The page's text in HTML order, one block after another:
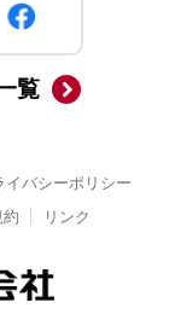
覧
イバシーポリシー
約 リンク